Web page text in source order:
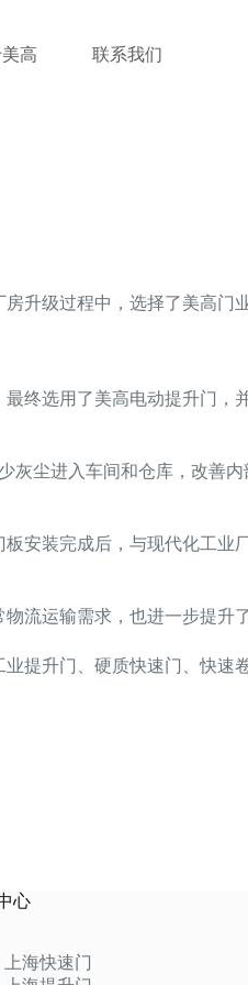
高 联系我们
升级过程中，选择了美高门
终选用了美高电动提升门，
尘进入车间和仓库，改善
安装完成后，与现代化工业
流运输需求，也进一步提升
提升门、硬质快速门、快速
心
上海快速门